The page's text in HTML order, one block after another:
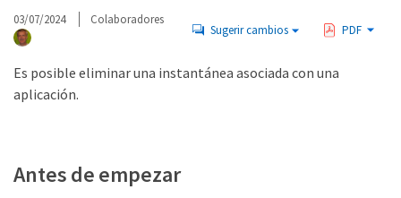
03/07/2024 Colaboradores
Sugerir cambios PDF
Es posible eliminar una instantánea asociada con una
aplicación.
Antes de empezar